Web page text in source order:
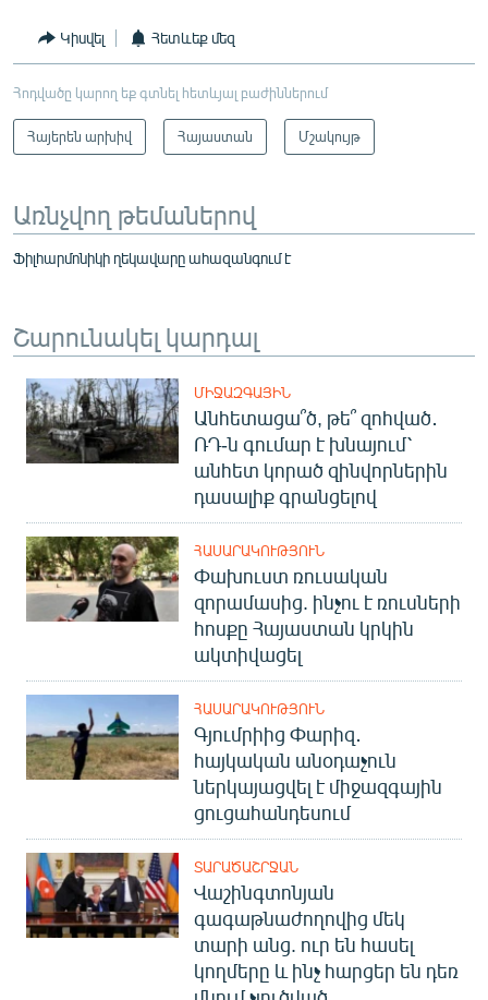
Կիսվել Հետևեք մեզ
Հոդվածը կարող եք գտնել հետևյալ բաժիններում
Հայերեն արխիվ Հայաստան Մշակույթ
Առնչվող թեմաներով
Ֆիլհարմոնիկի ղեկավարը ահազանգում է
Շարունակել կարդալ
ՄԻՋԱԶԳԱՅԻՆ
Անհետացա՞ծ, թե՞ զոհված․
ՌԴ-ն գումար է խնայում՝
անհետ կորած զինվորներին
դասալիք գրանցելով
ՀԱՍԱՐԱԿՈՒԹՅՈՒՆ
Փախուստ ռուսական
զորամասից. ինչու է ռուսների
հոսքը Հայաստան կրկին
ակտիվացել
ՀԱՍԱՐԱԿՈՒԹՅՈՒՆ
Գյումրիից Փարիզ․
հայկական անօդաչուն
ներկայացվել է միջազգային
ցուցահանդեսում
ՏԱՐԱԾԱՇՐՋԱՆ
Վաշինգտոնյան
գագաթնաժողովից մեկ
տարի անց. ուր են հասել
կողմերը և ինչ հարցեր են դեռ